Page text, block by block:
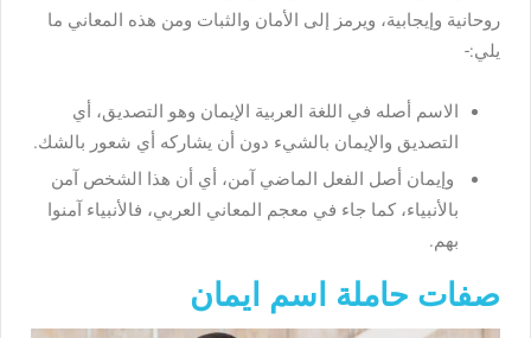
روحانية وإيجابية، ويرمز إلى الأمان والثبات ومن هذه المعاني ما
يلي:-
الاسم أصله في اللغة العربية الإيمان وهو التصديق، أي
التصديق والإيمان بالشيء دون أن يشاركه أي شعور بالشك.
وإيمان أصل الفعل الماضي آمن، أي أن هذا الشخص آمن
بالأنبياء، كما جاء في معجم المعاني العربي، فالأنبياء آمنوا
بهم.
صفات حاملة اسم ايمان